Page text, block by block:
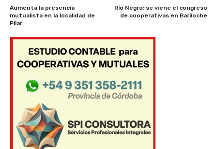
Aumenta la presencia
mutualista en la localidad de
Pilar
Río Negro: se viene el congreso
de cooperativas en Bariloche